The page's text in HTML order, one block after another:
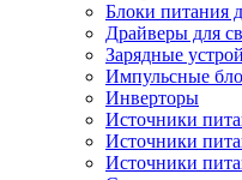
Блоки питания
Драйверы для
Зарядные
Импульсные
Инверторы
Источники
Источники
Источники